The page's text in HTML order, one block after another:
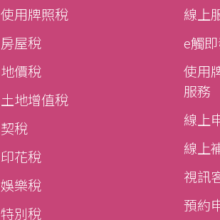
使用牌照稅
房屋稅
地價稅
土地增值稅
契稅
印花稅
娛樂稅
特別稅
線上
e觸
使用
服務
線上
線上
視訊
預約